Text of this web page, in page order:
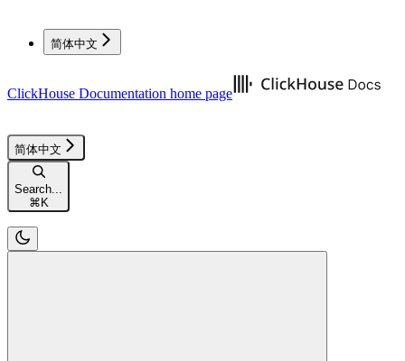
简体中文
ClickHouse Documentation home page
简体中文
Search...
⌘ K